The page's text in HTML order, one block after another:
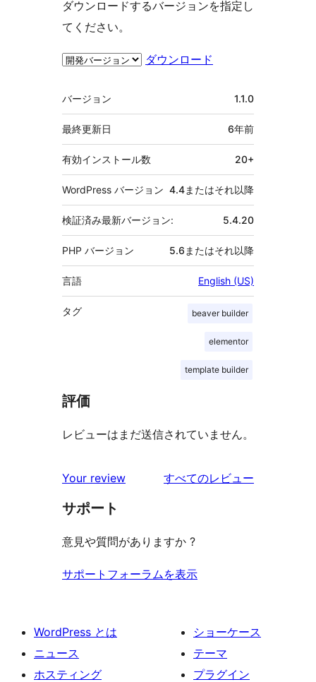
ダウンロードするバージョンを指定し
てください。
ダウンロード
メ
タ
バージョン 1.1.0
最終更新日 6年前
有効インストール数 20+
WordPress バージョン 4.4またはそれ以降
検証済み最新バージョン: 5.4.20
PHP バージョン 5.6またはそれ以降
言語 English (US)
タグ beaver builder
elementor
template builder
評価
レビューはまだ送信されていません。
Your review すべてのレビュー
サポート
意見や質問がありますか ?
サポートフォーラムを表示
WordPress とは
ニュース
ホスティング
ショーケース
テーマ
プラグイン